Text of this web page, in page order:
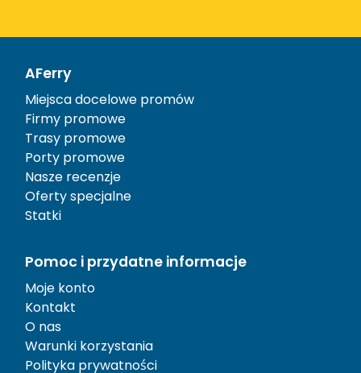
AFerry
Miejsca docelowe promów
Firmy promowe
Trasy promowe
Porty promowe
Nasze recenzje
Oferty specjalne
Statki
Pomoc i przydatne informacje
Moje konto
Kontakt
O nas
Warunki korzystania
Polityka prywatności